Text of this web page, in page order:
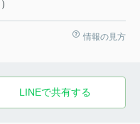
情報の見方
LINEで共有する